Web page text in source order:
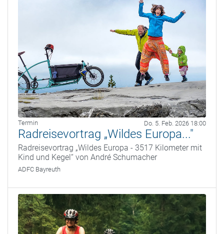
Termin Do. 5. Feb. 2026 18:00
Radreisevortrag „Wildes Europa..."
Radreisevortrag „Wildes Europa - 3517 Kilometer mit
Kind und Kegel“ von André Schumacher
ADFC Bayreuth